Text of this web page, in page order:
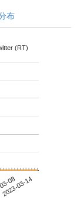
布
(RT)
08
2023-03-14